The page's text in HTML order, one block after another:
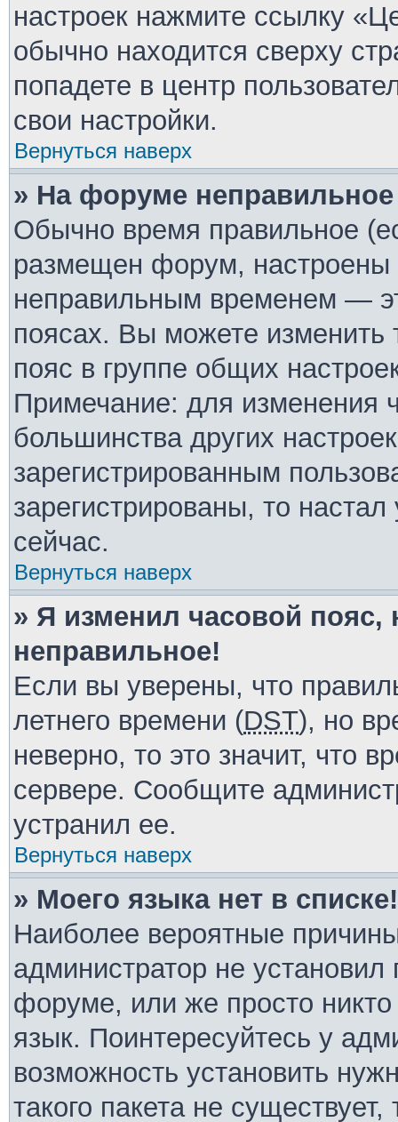
настроек нажмите ссылку
обычно находится сверху
попадете в центр
свои настройки.
Вернуться наверх
» На форуме
Обычно время правильное
размещен форум, настроены
неправильным временем —
поясах. Вы можете изменить
пояс в группе общих
Примечание: для изменения
большинства других
зарегистрированным
зарегистрированы, то
сейчас.
Вернуться наверх
» Я изменил часовой пояс,
неправильное!
Если вы уверены, что
летнего времени (DST), но
неверно, то это значит, что
сервере. Сообщите
устранил ее.
Вернуться наверх
» Моего языка нет в списке!
Наиболее вероятные
администратор не
форуме, или же просто
язык. Поинтересуйтесь у
возможность установить
такого пакета не